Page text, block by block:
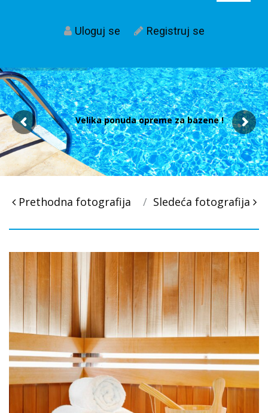
Uloguj se Registruj se
Velika ponuda opreme za bazene !
Post
Prethodna fotografija Sledeća fotografija